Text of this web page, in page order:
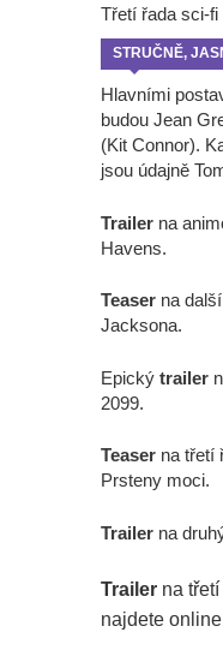
Třetí řada sci-fi
STRUČNĚ,
Hlavními
budou Jean
(Kit Connor).
jsou údajně
Trailer na
Havens.
Teaser na
Jacksona.
Epický trailer
2099.
Teaser na třetí
Prsteny moci.
Trailer na
Trailer na
najdete